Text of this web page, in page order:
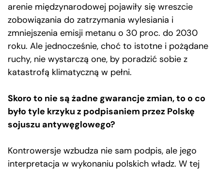
arenie międzynarodowej pojawiły się wreszcie
zobowiązania do zatrzymania wylesiania i
zmniejszenia emisji metanu o 30 proc. do 2030
roku. Ale jednocześnie, choć to istotne i pożądane
ruchy, nie wystarczą one, by poradzić sobie z
katastrofą klimatyczną w pełni.
Skoro to nie są żadne gwarancje zmian, to o co
było tyle krzyku z podpisaniem przez Polskę
sojuszu antywęglowego?
Kontrowersje wzbudza nie sam podpis, ale jego
interpretacja w wykonaniu polskich władz. W tej